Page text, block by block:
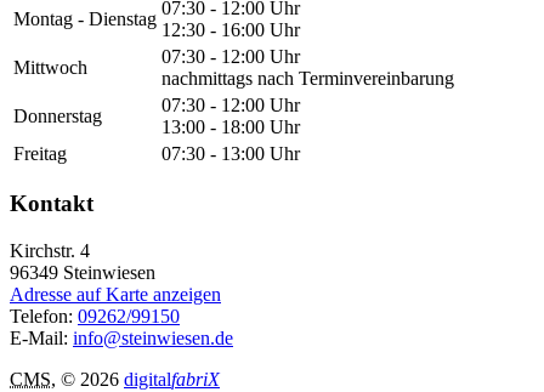
Montag - Dienstag
07:30 - 12:00 Uhr
12:30 - 16:00 Uhr
Mittwoch
07:30 - 12:00 Uhr
nachmittags nach Terminvereinbarung
Donnerstag
07:30 - 12:00 Uhr
13:00 - 18:00 Uhr
Freitag
07:30 - 13:00 Uhr
Kontakt
Kirchstr. 4
96349 Steinwiesen
Adresse auf Karte anzeigen
Telefon: 09262/99150
E-Mail: info@steinwiesen.de
CMS, © 2026 digitalfabriX